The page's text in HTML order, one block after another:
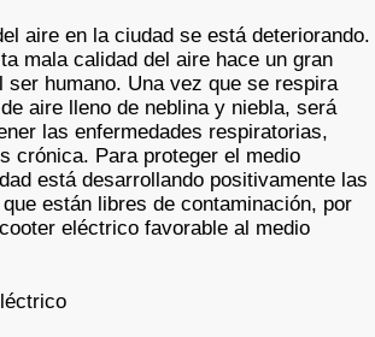
aire en la ciudad se está deteriorando.
mala calidad del aire hace un gran
ser humano. Una vez que se respira
aire lleno de neblina y niebla, será
las enfermedades respiratorias,
crónica. Para proteger el medio
está desarrollando positivamente las
están libres de contaminación, por
eléctrico favorable al medio